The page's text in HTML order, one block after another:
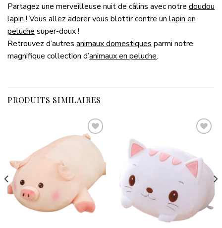
Partagez une merveilleuse nuit de câlins avec notre doudou
lapin ! Vous allez adorer vous blottir contre un lapin en
peluche super-doux !
Retrouvez d’autres animaux domestiques parmi notre
magnifique collection d’animaux en peluche.
PRODUITS SIMILAIRES
d’envies
Ajouter
à la
liste
d’envies